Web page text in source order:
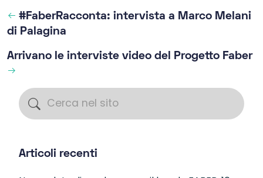
#FaberRacconta: intervista a Marco Melani
di Palagina
Arrivano le interviste video del Progetto Faber
Articoli recenti